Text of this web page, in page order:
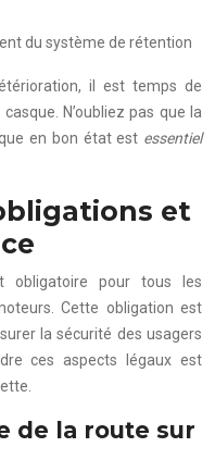
du système de rétention
il est temps de
N’oubliez pas que la
en bon état est essentiel
et
obligatoire pour tous les
Cette obligation est
la sécurité des usagers
ces aspects légaux est
de la route sur